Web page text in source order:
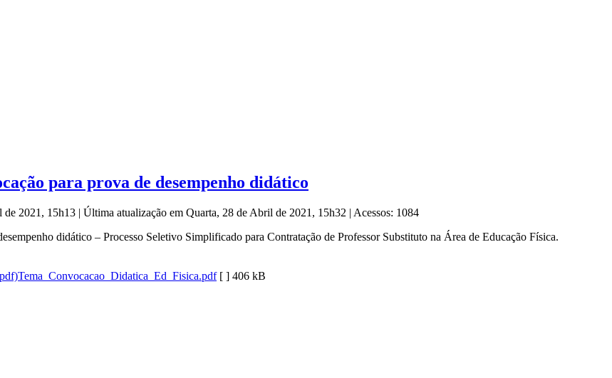
para prova de desempenho didático
de 2021, 15h13 | Última atualização em Quarta, 28 de Abril de 2021, 15h32 | Acessos: 1084
didático – Processo Seletivo Simplificado para Contratação de Professor Substituto na Área de Educação Física.
Tema_Convocacao_Didatica_Ed_Fisica.pdf [ ] 406 kB